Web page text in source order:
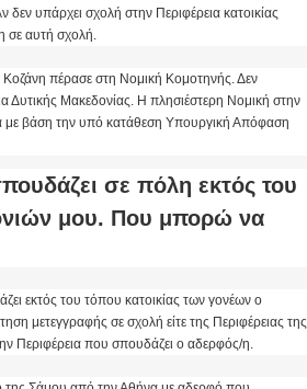
δεν υπάρχει σχολή στην Περιφέρεια κατοικίας
σε αυτή σχολή.
Κοζάνη πέρασε στη Νομική Κομοτηνής. Δεν
Δυτικής Μακεδονίας. Η πλησιέστερη Νομική στην
με βάση την υπό κατάθεση Υπουργική Απόφαση
σε πόλη εκτός του
μου. Που μπορώ να
εκτός του τόπου κατοικίας των γονέων ο
μετεγγραφής σε σχολή είτε της Περιφέρειας της
Περιφέρεια που σπουδάζει ο αδερφός/η.